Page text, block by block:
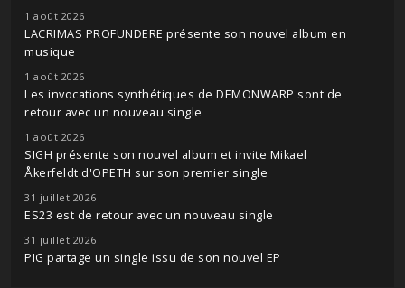
1 août 2026
LACRIMAS PROFUNDERE présente son nouvel album en
musique
1 août 2026
Les invocations synthétiques de DEMONWARP sont de
retour avec un nouveau single
1 août 2026
SIGH présente son nouvel album et invite Mikael
Åkerfeldt d'OPETH sur son premier single
31 juillet 2026
ES23 est de retour avec un nouveau single
31 juillet 2026
PIG partage un single issu de son nouvel EP